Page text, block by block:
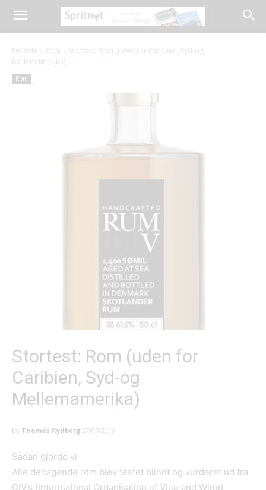
Forside Rom
Stortest: Rom (uden for Caribien, Syd-og
Mellemamerika)
Rom
Stortest: Rom (uden for
Caribien, Syd-og
Mellemamerika)
By Thomas Rydberg 27/07/2018
Sådan gjorde vi
Alle deltagende rom blev testet blindt og vurderet ud fra
OIV’s (International Organisation of Vine and Wine)